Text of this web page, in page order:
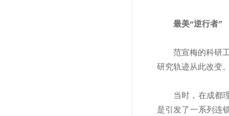
最美“逆行者”
范宣梅的科研
研究轨迹从此改变
当时，在成都
是引发了一系列连